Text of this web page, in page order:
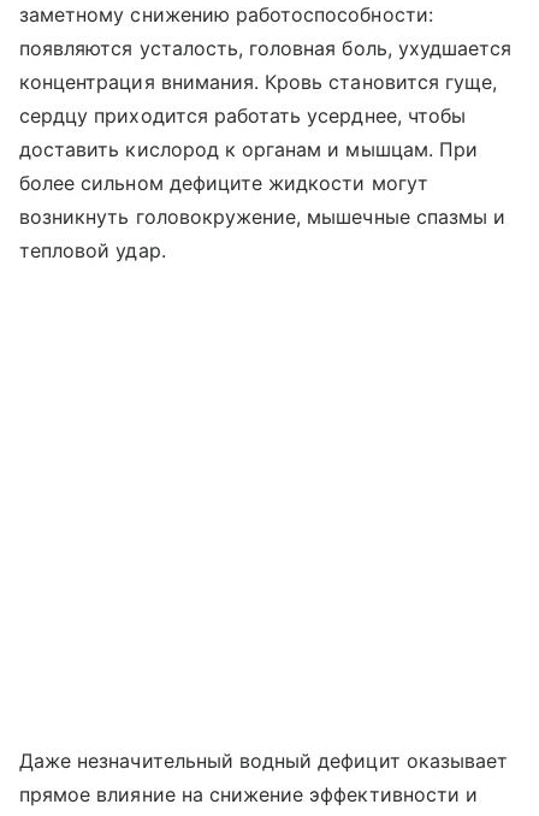
заметному снижению работоспособности:
появляются усталость, головная боль, ухудшается
концентрация внимания. Кровь становится гуще,
сердцу приходится работать усерднее, чтобы
доставить кислород к органам и мышцам. При
более сильном дефиците жидкости могут
возникнуть головокружение, мышечные спазмы и
тепловой удар.
Даже незначительный водный дефицит оказывает
прямое влияние на снижение эффективности и